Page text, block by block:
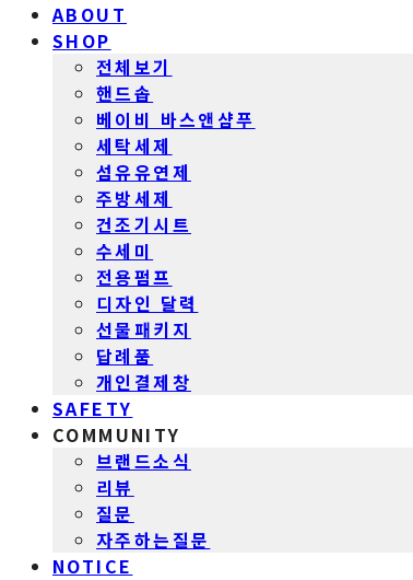
ABOUT
SHOP
전체보기
핸드솝
베이비 바스앤샴푸
세탁세제
섬유유연제
주방세제
건조기시트
수세미
전용펌프
디자인 달력
선물패키지
답례품
개인결제창
SAFETY
COMMUNITY
브랜드소식
리뷰
질문
자주하는질문
NOTICE